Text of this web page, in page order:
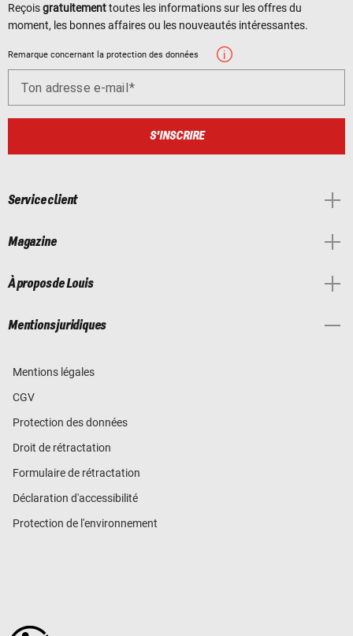
Reçoisgratuitementtoutes les informations sur les offres du
moment, les bonnes affaires ou les nouveautés intéressantes.
Remarque concernant la protection des données
Ton adresse e-mail
S'INSCRIRE
Service client
Magazine
À propos de Louis
Mentions juridiques
Mentions légales
CGV
Protection des données
Droit de rétractation
Formulaire de rétractation
Déclaration d'accessibilité
Protection de l'environnement